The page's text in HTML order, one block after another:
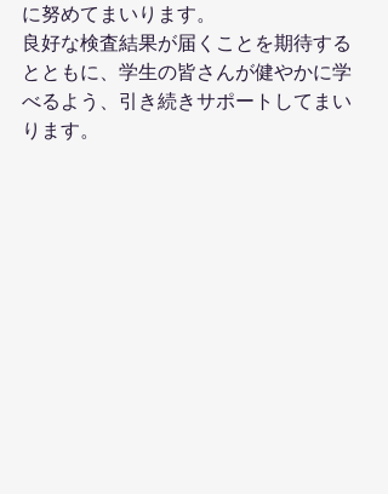
に努めてまいります。
良好な検査結果が届くことを期待する
とともに、学生の皆さんが健やかに学
べるよう、引き続きサポートしてまい
ります。